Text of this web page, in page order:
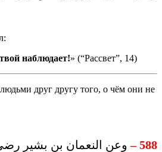
наблюдает!» (“Рассвет”, 14)
друг другу того, о чём они не
588 –
وعن النعمان بن بشيرٍ